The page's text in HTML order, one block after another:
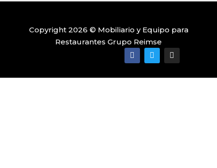
Copyright 2026 © Mobiliario y Equipo para
Restaurantes Grupo Reimse